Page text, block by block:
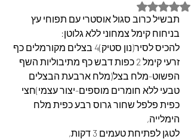
דירוג של NaN מתוך 5 כוכבים
תבשיל כרוב סגול אוסטרי עם תפוחי עץ
בניחוח קימל צמחוני ללא גלוטן:
להכיס לסיר(נון סטיק)4 בצלים מקורמלים כף
זרעי קימל 2 כפות דבש כף מתיבוליות השף
הפשוט-מלח בצל(מלח ארבעת הבצלים
טבעי ללא חומרים מוספים-יצור עצמי)חצי
כפית פלפל שחור גרוס רבע כפית מלח
הימלייה,
לטגן לפתיחת טעמים 3 דקות,